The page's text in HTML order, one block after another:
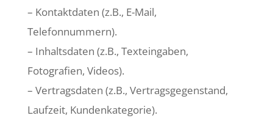
– Kontaktdaten (z.B., E-Mail,
Telefonnummern).
– Inhaltsdaten (z.B., Texteingaben,
Fotografien, Videos).
– Vertragsdaten (z.B., Vertragsgegenstand,
Laufzeit, Kundenkategorie).